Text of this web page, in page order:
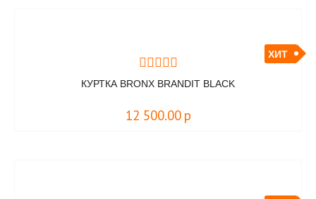
ХИТ
КУРТКА BRONX BRANDIT BLACK
12 500.00 р